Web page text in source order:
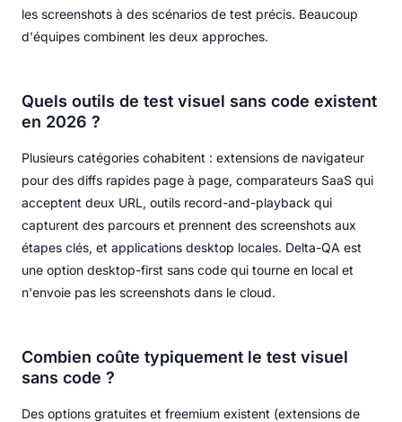
les screenshots à des scénarios de test précis. Beaucoup
d'équipes combinent les deux approches.
Quels outils de test visuel sans code existent
en 2026 ?
Plusieurs catégories cohabitent : extensions de navigateur
pour des diffs rapides page à page, comparateurs SaaS qui
acceptent deux URL, outils record-and-playback qui
capturent des parcours et prennent des screenshots aux
étapes clés, et applications desktop locales. Delta-QA est
une option desktop-first sans code qui tourne en local et
n'envoie pas les screenshots dans le cloud.
Combien coûte typiquement le test visuel
sans code ?
Des options gratuites et freemium existent (extensions de